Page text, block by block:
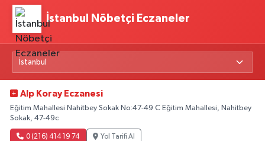
İstanbul Nöbetçi Eczaneler
Alp Koray Eczanesi
Eğitim Mahallesi Nahitbey Sokak No:47-49 C Eğitim Mahallesi, Nahitbey
Sokak, 47-49c
0 (216) 414 19 74 Yol Tarifi Al